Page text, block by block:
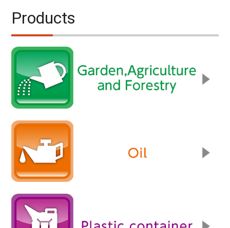
Products